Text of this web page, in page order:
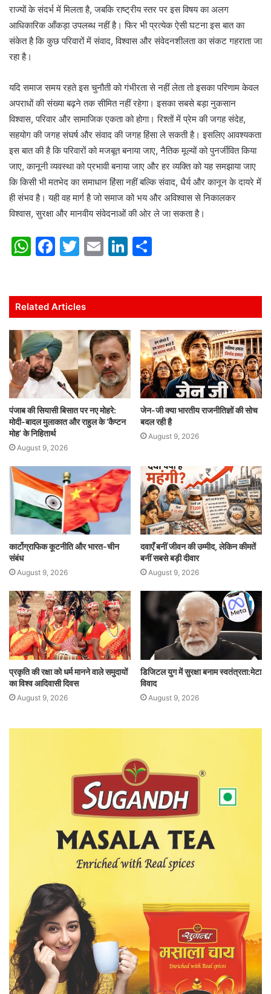
राज्यों के संदर्भ में मिलता है, जबकि राष्ट्रीय स्तर पर इस विषय का अलग
आधिकारिक आँकड़ा उपलब्ध नहीं है। फिर भी प्रत्येक ऐसी घटना इस बात का
संकेत है कि कुछ परिवारों में संवाद, विश्वास और संवेदनशीलता का संकट गहराता जा
रहा है।
यदि समाज समय रहते इस चुनौती को गंभीरता से नहीं लेता तो इसका परिणाम केवल
अपराधों की संख्या बढ़ने तक सीमित नहीं रहेगा। इसका सबसे बड़ा नुकसान
विश्वास, परिवार और सामाजिक एकता को होगा। रिश्तों में प्रेम की जगह संदेह,
सहयोग की जगह संघर्ष और संवाद की जगह हिंसा ले सकती है। इसलिए आवश्यकता
इस बात की है कि परिवारों को मजबूत बनाया जाए, नैतिक मूल्यों को पुनर्जीवित किया
जाए, कानूनी व्यवस्था को प्रभावी बनाया जाए और हर व्यक्ति को यह समझाया जाए
कि किसी भी मतभेद का समाधान हिंसा नहीं बल्कि संवाद, धैर्य और कानून के दायरे में
ही संभव है। यही वह मार्ग है जो समाज को भय और अविश्वास से निकालकर
विश्वास, सुरक्षा और मानवीय संवेदनाओं की ओर ले जा सकता है।
W
s
A
p
p
F
e
b
o
o
k
T
er
E
l
Li
e
dI
n
e
Related Articles
पंजाब की सियासी बिसात पर नए मोहरे:
मोदी-बादल मुलाकात और राहुल के ‘कैप्टन
मोह’ के निहितार्थ
August 9, 2026
जेन-जी क्या भारतीय राजनीतिज्ञों की सोच
बदल रही है
August 9, 2026
कार्टोग्राफिक कूटनीति और भारत-चीन
संबंध
August 9, 2026
दवाएँ बनीं जीवन की उम्मीद, लेकिन कीमतें
बनीं सबसे बड़ी दीवार
August 9, 2026
प्रकृति की रक्षा को धर्म मानने वाले समुदायों
का विश्व आदिवासी दिवस
August 9, 2026
डिजिटल युग में सुरक्षा बनाम स्वतंत्रता:मेटा
विवाद
August 9, 2026